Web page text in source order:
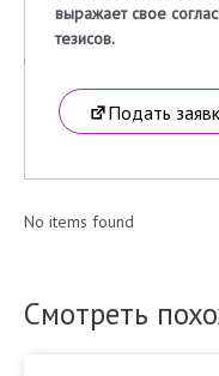
выражает свое
тезисов.
Подать
No items found
Смотреть